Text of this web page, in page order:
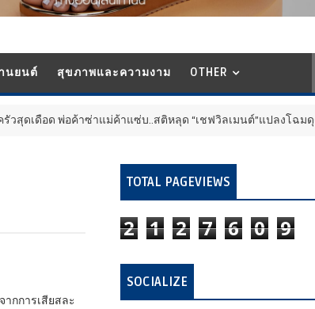
นยนต์ สุขภาพและความงาม OTHER
พ่อค้าซ่าแม่ค้าแซ่บ..สติหลุด “เชฟวิลเมนต์”แปลงโฉมดุดัน..สวมวิ
กการเสียสละ
TOTAL PAGEVIEWS
2 1 2 7 6 0 9
SOCIALIZE